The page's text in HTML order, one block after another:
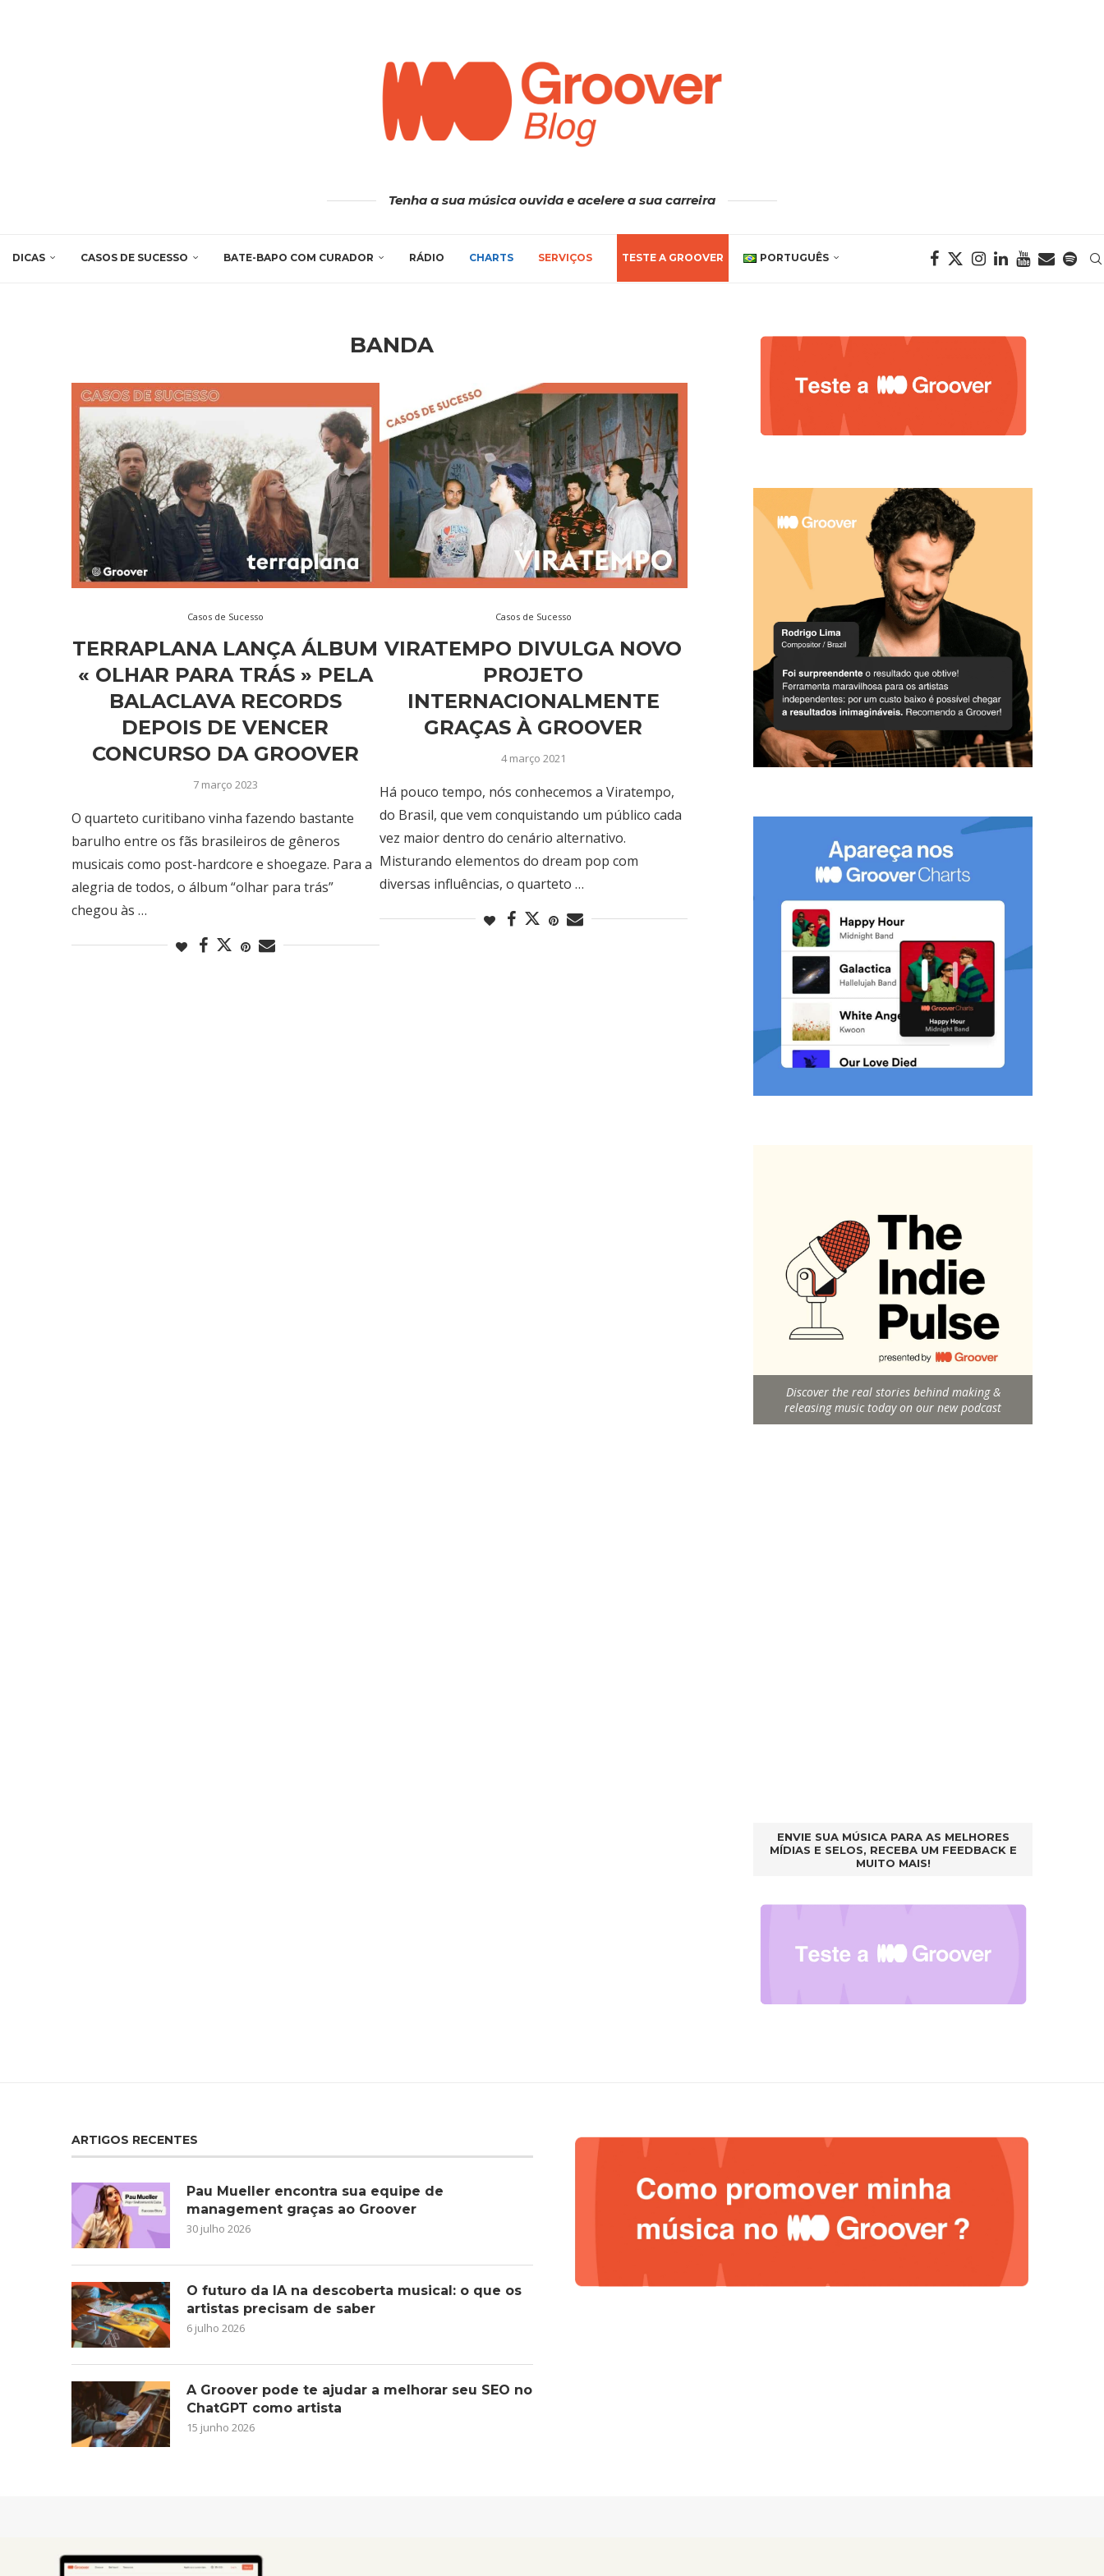
Tenha a sua música ouvida e acelere a sua carreira
DICAS CASOS DE SUCESSO BATE-BAPO COM CURADOR RÁDIO CHARTS SERVIÇOS TESTE A GROOVER PORTUGUÊS
BANDA
Casos de Sucesso
TERRAPLANA LANÇA ÁLBUM
« OLHAR PARA TRÁS » PELA
BALACLAVA RECORDS
DEPOIS DE VENCER
CONCURSO DA GROOVER
7 março 2023
O quarteto curitibano vinha fazendo bastante
barulho entre os fãs brasileiros de gêneros
musicais como post-hardcore e shoegaze. Para a
alegria de todos, o álbum “olhar para trás”
chegou às …
Casos de Sucesso
VIRATEMPO DIVULGA NOVO
PROJETO
INTERNACIONALMENTE
GRAÇAS À GROOVER
4 março 2021
Há pouco tempo, nós conhecemos a Viratempo,
do Brasil, que vem conquistando um público cada
vez maior dentro do cenário alternativo.
Misturando elementos do dream pop com
diversas influências, o quarteto …
Discover the real stories behind making &
releasing music today on our new podcast
ENVIE SUA MÚSICA PARA AS MELHORES
MÍDIAS E SELOS, RECEBA UM FEEDBACK E
MUITO MAIS!
ARTIGOS RECENTES
Pau Mueller encontra sua equipe de
management graças ao Groover
30 julho 2026
O futuro da IA na descoberta musical: o que os
artistas precisam de saber
6 julho 2026
A Groover pode te ajudar a melhorar seu SEO no
ChatGPT como artista
15 junho 2026